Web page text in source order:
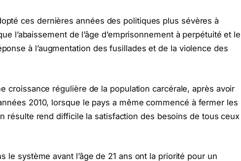
ces dernières années des politiques plus sévères à
l’abaissement de l’âge d’emprisonnement à perpétuité et le
à l’augmentation des fusillades et de la violence des
croissance régulière de la population carcérale, après avoir
2010, lorsque le pays a même commencé à fermer les
résulte rend difficile la satisfaction des besoins de tous ceux
le système avant l’âge de 21 ans ont la priorité pour un